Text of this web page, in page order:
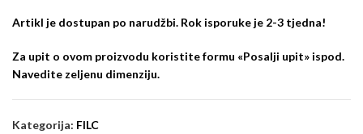
Artikl je dostupan po narudžbi. Rok isporuke je 2-3 tjedna!
Za upit o ovom proizvodu koristite formu «Posalji upit» ispod.
Navedite zeljenu dimenziju.
Kategorija: FILC